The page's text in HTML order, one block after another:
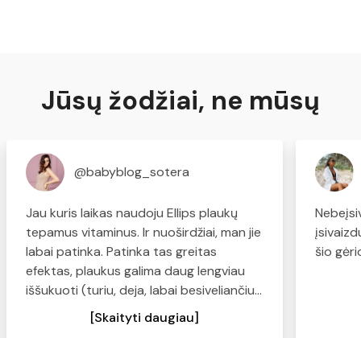
Jūsų žodžiai, ne mūsų
@babyblog_sotera
Jau kuris laikas naudoju Ellips plaukų
tepamus vitaminus. Ir nuoširdžiai, man jie
labai patinka. Patinka tas greitas
efektas, plaukus galima daug lengviau
iššukuoti (turiu, deja, labai besiveliančius,
sausus plaukus), plaukai tampa švelnūs
ir minkšti. Kas turite panašių problemų -
[Skaityti daugiau]
šio